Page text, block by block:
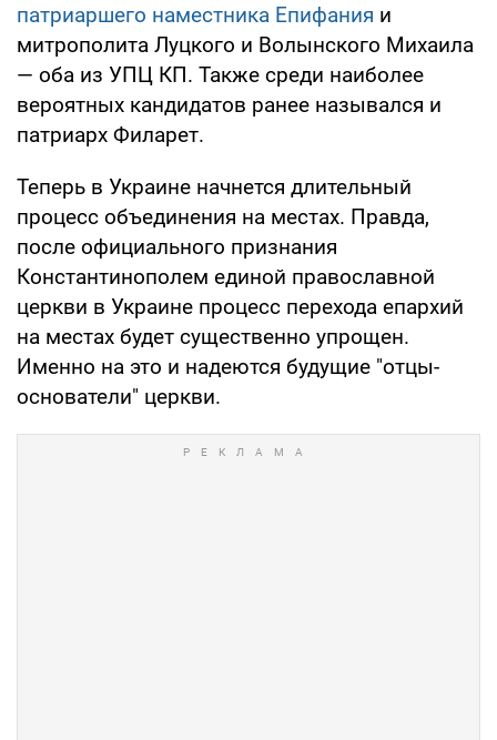
патриаршего наместника Епифания и
митрополита Луцкого и Волынского Михаила
— оба из УПЦ КП. Также среди наиболее
вероятных кандидатов ранее назывался и
патриарх Филарет.
Теперь в Украине начнется длительный
процесс объединения на местах. Правда,
после официального признания
Константинополем единой православной
церкви в Украине процесс перехода епархий
на местах будет существенно упрощен.
Именно на это и надеются будущие "отцы-
основатели" церкви.